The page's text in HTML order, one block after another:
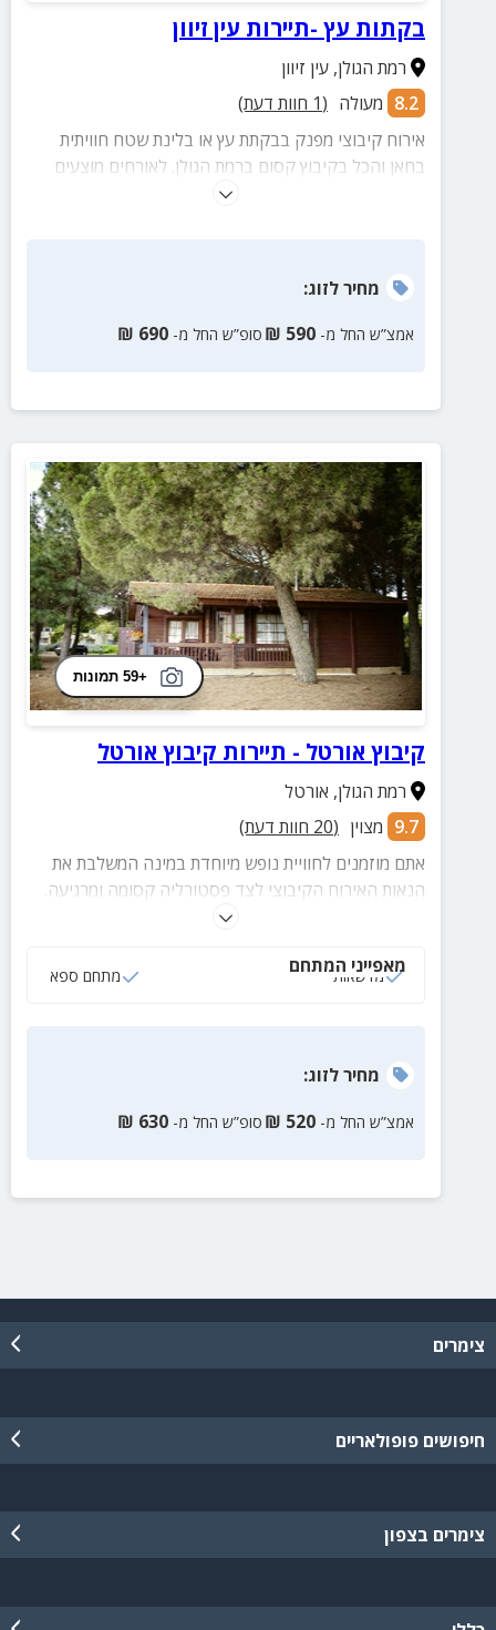
בקתות עץ -תיירות עין זיוון
רמת הגולן,עין זיוון
8.2 מעולה (
1 חוות דעת)
אירוח קיבוצי מפנק בבקתת עץ או בלינת שטח חוויתית
בחאן והכל בקיבוץ קסום ברמת הגולן. לאורחים מוצעים
ארוחת בוקר עשירה כלולה במחיר, בריכה חצי אולימפית
מחירלזוג:
אמצ”ש החל מ- 590
₪ סופ”ש החל מ- 690
₪
+59 תמונות
קיבוץ אורטל - תיירות קיבוץ אורטל
רמת הגולן, אורטל
9.7 מצוין (
20 חוות דעת)
אתם מוזמנים לחוויית נופש מיוחדת במינה המשלבת את
הנאות האירוח הקיבוצי לצד פסטורליה קסומה ומרגיעה.
קיבוץ אורטל מציע חדרי אירוח כפריים אותנטיים, בקתות
חדר אוכל וארוחת בוקר הכלולה במחיר האירוח.
מאפייני המתחם
מדשאות מתחם ספא
מחירלזוג:
אמצ”ש החל מ- 520
₪ סופ”ש החל מ- 630
₪
צימרים
חיפושים פופולאריים
צימרים בצפון